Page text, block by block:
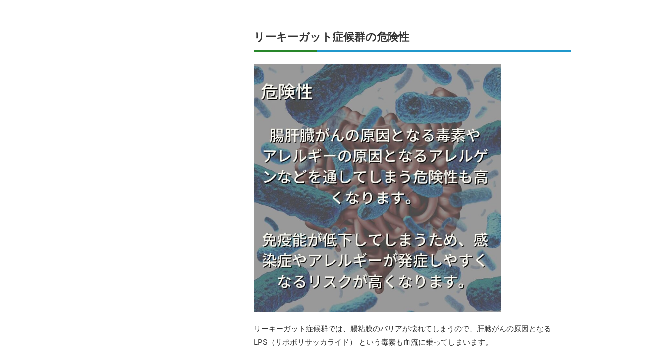
リーキーガット症候群の危険性
リーキーガット症候群では、腸粘膜のバリアが壊れてしまうので、肝臓がんの原因となる
LPS（リポポリサッカライド） という毒素も血流に乗ってしまいます。